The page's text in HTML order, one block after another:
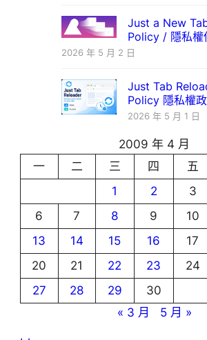
Just a New
Policy / 隱私權
2026 年 5 月 2 日
Just Tab
Policy 隱私權
2026 年 5 月 1 日
2009 年 4 月
一
二 三 四 五
1
2 3
6
7 8 9 10
13
14 15 16 17
20
21 22 23 24
27
28 29
30
« 3 月
5 月 »